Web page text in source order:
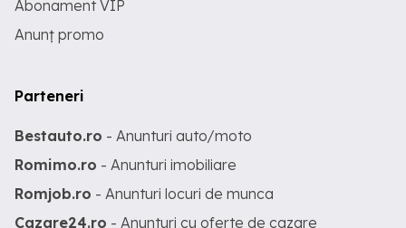
Abonament VIP
Anunț promo
Parteneri
Bestauto.ro - Anunturi auto/moto
Romimo.ro - Anunturi imobiliare
Romjob.ro - Anunturi locuri de munca
Cazare24.ro - Anunturi cu oferte de cazare